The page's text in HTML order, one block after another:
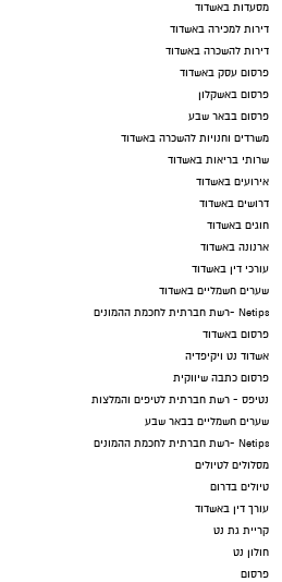
מסעדות באשדוד
דירות למכירה באשדוד
דירות להשכרה באשדוד
פרסום עסק באשדוד
פרסום באשקלון
פרסום בבאר שבע
משרדים וחנויות להשכרה באשדוד
שרותי בריאות באשדוד
אירועים באשדוד
דרושים באשדוד
חוגים באשדוד
ארנונה באשדוד
עורכי דין באשדוד
שערים חשמליים באשדוד
Netips -רשת חברתית לחכמת ההמונים
פרסום באשדוד
אשדוד נט ויקיפדיה
פרסום כתבה שיווקית
נטיפס - רשת חברתית לטיפים והמלצות
שערים חשמליים בבאר שבע
Netips -רשת חברתית לחכמת ההמונים
מסלולים לטיולים
טיולים בדרום
עורך דין באשדוד
קריית גת נט
חולון נט
פרסום